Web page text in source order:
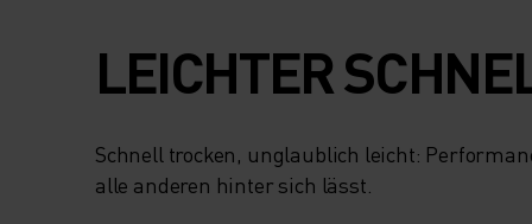
LEICHTER
Schnell trocken, unglaublich leicht:
alle anderen hinter sich lässt.